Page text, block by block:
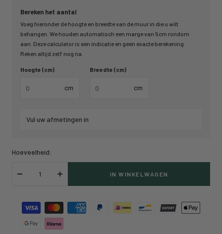
Bereken het aantal
Voeg hieronder de hoogte en breedte van de muur in die u wilt
behangen. We houden automatisch een marge van 5cm rondom
aan. Deze calculator is een indicatie en geen exacte berekening.
Reken altijd zelf nog na.
Hoogte (cm)
cm
Breedte (cm)
cm
Vul uw afmetingen in
Hoeveelheid:
Verlaag
Verhoog
IN WINKELWAGEN